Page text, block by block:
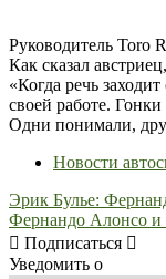
Руководитель Toro
Как сказал
«Когда речь
своей работе.
Одни понимали,
Новости
Навигация
по
записям
Эрик Булье:
Фернандо Алонсо и
Подписаться
Уведомить о